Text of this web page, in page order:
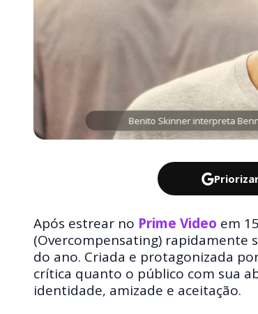
Benito Skinner interpreta
Após estrear no Prime Video em
(Overcompensating) rapidamente
do ano. Criada e protagonizada
crítica quanto o público com sua
identidade, amizade e aceitação.